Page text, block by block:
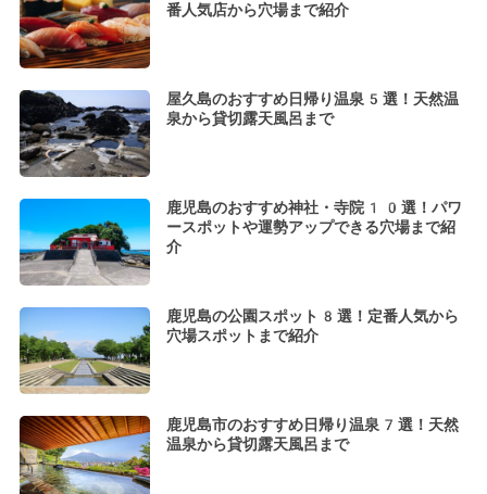
番人気店から穴場まで紹介
屋久島のおすすめ日帰り温泉5選！天然温
泉から貸切露天風呂まで
鹿児島のおすすめ神社・寺院10選！パワ
ースポットや運勢アップできる穴場まで紹
介
鹿児島の公園スポット8選！定番人気から
穴場スポットまで紹介
鹿児島市のおすすめ日帰り温泉7選！天然
温泉から貸切露天風呂まで